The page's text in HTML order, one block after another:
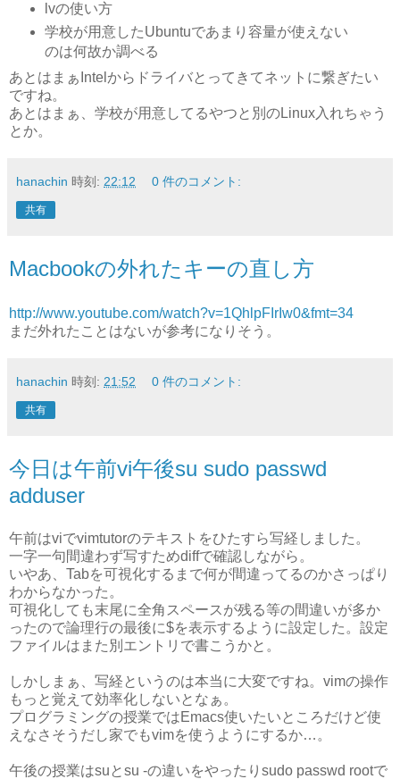
lvの使い方
学校が用意したUbuntuであまり容量が使えない
のは何故か調べる
あとはまぁIntelからドライバとってきてネットに繋ぎたい
ですね。
あとはまぁ、学校が用意してるやつと別のLinux入れちゃう
とか。
hanachin 時刻: 22:12 0 件のコメント:
共有
Macbookの外れたキーの直し方
http://www.youtube.com/watch?v=1QhlpFIrIw0&fmt=34
まだ外れたことはないが参考になりそう。
hanachin 時刻: 21:52 0 件のコメント:
共有
今日は午前vi午後su sudo passwd
adduser
午前はviでvimtutorのテキストをひたすら写経しました。
一字一句間違わず写すためdiffで確認しながら。
いやあ、Tabを可視化するまで何が間違ってるのかさっぱり
わからなかった。
可視化しても末尾に全角スペースが残る等の間違いが多か
ったので論理行の最後に$を表示するように設定した。設定
ファイルはまた別エントリで書こうかと。
しかしまぁ、写経というのは本当に大変ですね。vimの操作
もっと覚えて効率化しないとなぁ。
プログラミングの授業ではEmacs使いたいところだけど使
えなさそうだし家でもvimを使うようにするか…。
午後の授業はsuとsu -の違いをやったりsudo passwd rootで